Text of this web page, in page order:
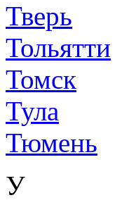
Тверь
Тольятти
Томск
Тула
Тюмень
У